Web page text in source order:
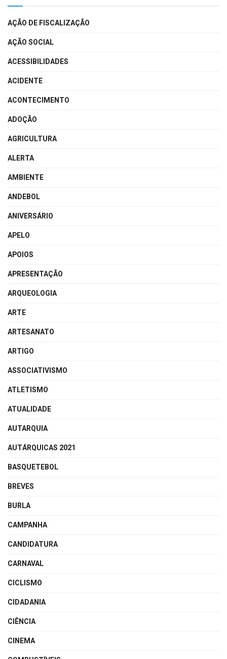
AÇÃO DE FISCALIZAÇÃO
AÇÃO SOCIAL
ACESSIBILIDADES
ACIDENTE
ACONTECIMENTO
ADOÇÃO
AGRICULTURA
ALERTA
AMBIENTE
ANDEBOL
ANIVERSÁRIO
APELO
APOIOS
APRESENTAÇÃO
ARQUEOLOGIA
ARTE
ARTESANATO
ARTIGO
ASSOCIATIVISMO
ATLETISMO
ATUALIDADE
AUTARQUIA
AUTÁRQUICAS 2021
BASQUETEBOL
BREVES
BURLA
CAMPANHA
CANDIDATURA
CARNAVAL
CICLISMO
CIDADANIA
CIÊNCIA
CINEMA